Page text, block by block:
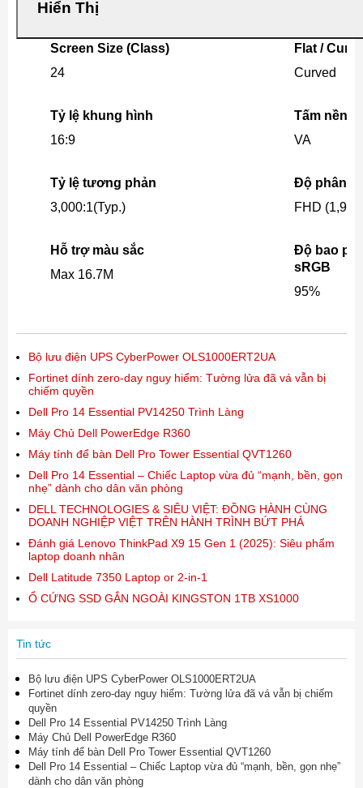
Hiển Thị
Screen Size (Class)
24
Flat /
Curved
Tỷ lệ khung hình
16:9
Tấm nền
VA
Tỷ lệ tương phản
3,000:1(Typ.)
Độ phân
FHD
Hỗ trợ màu sắc
Max 16.7M
Độ bao
sRGB
95%
Bộ lưu điện UPS CyberPower OLS1000ERT2UA
Fortinet dính zero-day nguy hiểm: Tường lửa đã vá vẫn bị
chiếm quyền
Dell Pro 14 Essential PV14250 Trình Làng
Máy Chủ Dell PowerEdge R360
Máy tính để bàn Dell Pro Tower Essential QVT1260
Dell Pro 14 Essential – Chiếc Laptop vừa đủ “mạnh, bền, gọn
nhẹ” dành cho dân văn phòng
DELL TECHNOLOGIES & SIÊU VIỆT: ĐỒNG HÀNH CÙNG
DOANH NGHIỆP VIỆT TRÊN HÀNH TRÌNH BỨT PHÁ
Đánh giá Lenovo ThinkPad X9 15 Gen 1 (2025): Siêu phẩm
laptop doanh nhân
Dell Latitude 7350 Laptop or 2-in-1
Ổ CỨNG SSD GẮN NGOÀI KINGSTON 1TB XS1000
Tin tức
Bộ lưu điện UPS CyberPower OLS1000ERT2UA
Fortinet dính zero-day nguy hiểm: Tường lửa đã vá vẫn bị chiếm
quyền
Dell Pro 14 Essential PV14250 Trình Làng
Máy Chủ Dell PowerEdge R360
Máy tính để bàn Dell Pro Tower Essential QVT1260
Dell Pro 14 Essential – Chiếc Laptop vừa đủ “mạnh, bền, gọn nhẹ”
dành cho dân văn phòng